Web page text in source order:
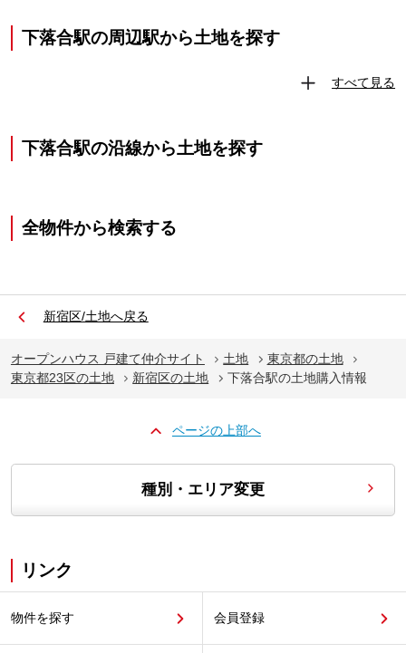
下落合駅の周辺駅から土地を探す
すべて見る
下落合駅の沿線から土地を探す
全物件から検索する
新宿区/土地へ戻る
オープンハウス 戸建て仲介サイト 土地
東京都の土地
東京都23区の土地
新宿区の土地 下落合駅の土地購入情報
ページの上部へ
種別・エリア変更
リンク
物件を探す 会員登録